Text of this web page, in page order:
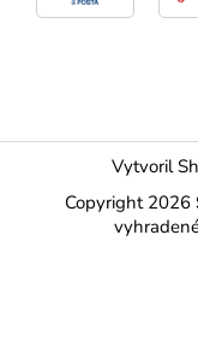
Vytvoril
Copyright 2026